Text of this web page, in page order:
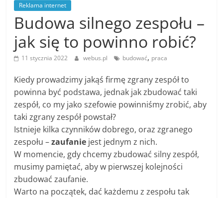
Reklama internet
Budowa silnego zespołu –
jak się to powinno robić?
11 stycznia 2022 webus.pl budować, praca
Kiedy prowadzimy jakąś firmę zgrany zespół to
powinna być podstawa, jednak jak zbudować taki
zespół, co my jako szefowie powinniśmy zrobić, aby
taki zgrany zespół powstał?
Istnieje kilka czynników dobrego, oraz zgranego
zespołu –zaufanie jest jednym z nich.
W momencie, gdy chcemy zbudować silny zespół,
musimy pamiętać, aby w pierwszej kolejności
zbudować zaufanie.
Warto na początek, dać każdemu z zespołu tak